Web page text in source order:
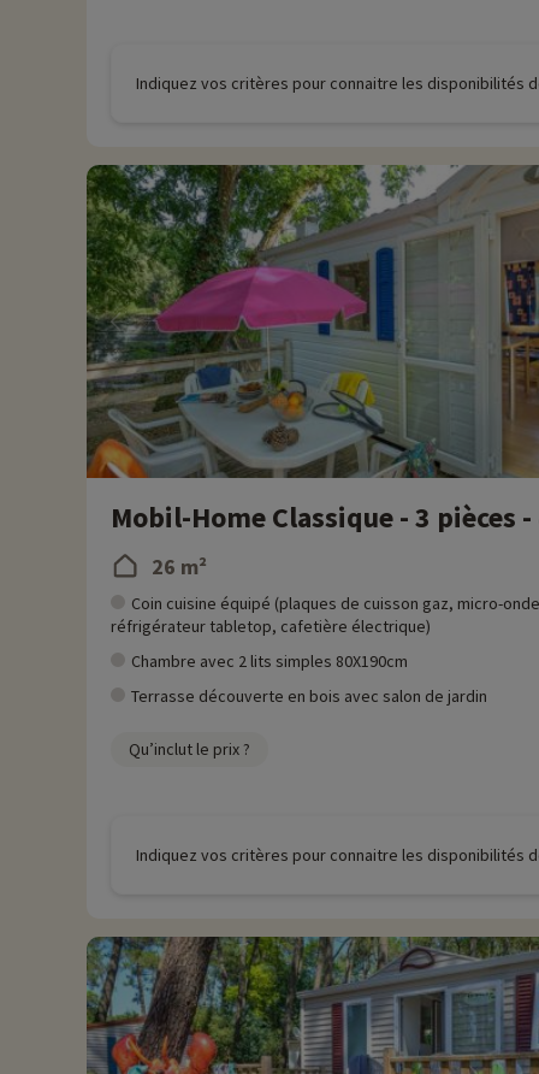
Indiquez vos critères pour connaitre les disponibilités
Mobil-Home Classique - 3 pièces
26 m²
Coin cuisine équipé (plaques de cuisson gaz, micro-
réfrigérateur tabletop, cafetière électrique)
Chambre avec 2 lits simples 80X190cm
Terrasse découverte en bois avec salon de jardin
Qu’inclut le prix ?
Indiquez vos critères pour connaitre les disponibilités